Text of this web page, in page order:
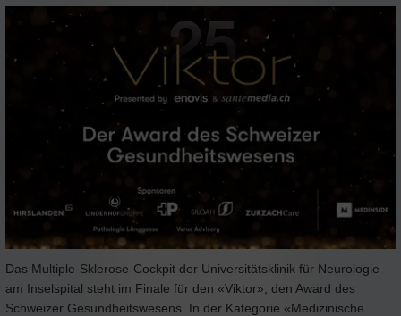
Das Multiple-Sklerose-Cockpit der Universitätsklinik für Neurologie
am Inselspital steht im Finale für den «Viktor», den Award des
Schweizer Gesundheitswesens. In der Kategorie «Medizinische